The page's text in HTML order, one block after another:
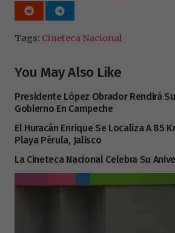
Tags: Cineteca Nacional
You May Also Like
Presidente López Obrador Rendirá
Gobierno En Campeche
El Huracán Enrique Se Localiza A 85
Playa Pérula, Jalisco
La Cineteca Nacional Celebra Su